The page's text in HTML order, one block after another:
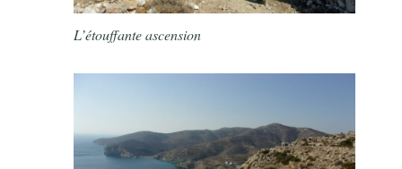
L’étouffante ascension